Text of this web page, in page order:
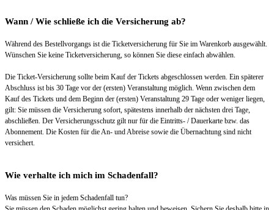
Wann / Wie schließe ich die Versicherung ab?
Während des Bestellvorgangs ist die Ticketversicherung für Sie im Warenkorb ausgewählt.
Wünschen Sie keine Ticketversicherung, so können Sie diese einfach abwählen.
Die Ticket-Versicherung sollte beim Kauf der Tickets abgeschlossen werden. Ein späterer
Abschluss ist bis 30 Tage vor der (ersten) Veranstaltung möglich. Wenn zwischen dem
Kauf des Tickets und dem Beginn der (ersten) Veranstaltung 29 Tage oder weniger liegen,
gilt: Sie müssen die Versicherung sofort, spätestens innerhalb der nächsten drei Tage,
abschließen. Der Versicherungsschutz gilt nur für die Eintritts- / Dauerkarte bzw. das
Abonnement. Die Kosten für die An- und Abreise sowie die Übernachtung sind nicht
versichert.
Wie verhalte ich mich im Schadenfall?
Was müssen Sie in jedem Schadenfall tun?